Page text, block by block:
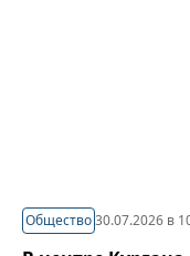
Общество30.07.2026 в